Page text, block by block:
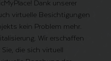
Dank unserer
virtuelle Besichtigungen
kein Problem mehr.
Wir erschaffen
die sich virtuell